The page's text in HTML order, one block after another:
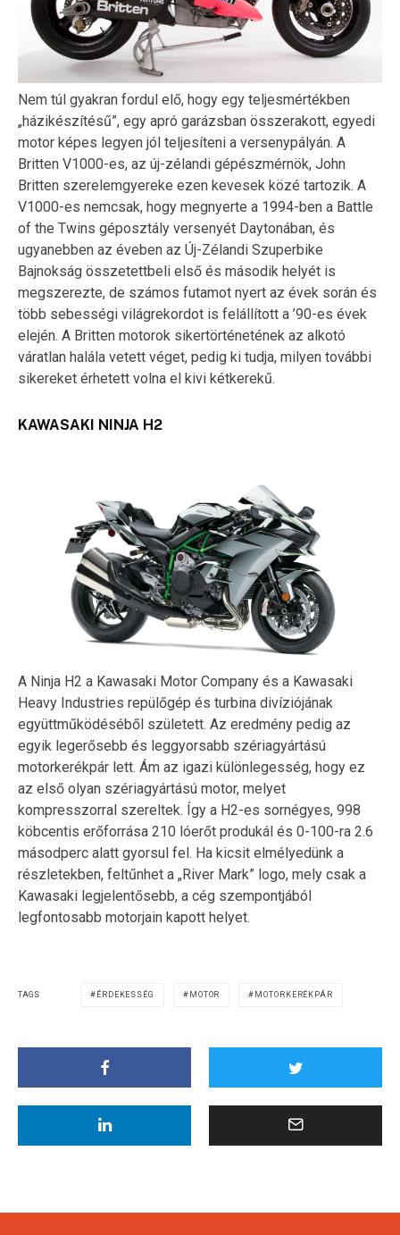
Nem túl gyakran fordul elő, hogy egy teljesmértékben
„házikészítésű”, egy apró garázsban összerakott, egyedi
motor képes legyen jól teljesíteni a versenypályán. A
Britten V1000-es, az új-zélandi gépészmérnök, John
Britten szerelemgyereke ezen kevesek közé tartozik. A
V1000-es nemcsak, hogy megnyerte a 1994-ben a Battle
of the Twins géposztály versenyét Daytonában, és
ugyanebben az éveben az Új-Zélandi Szuperbike
Bajnokság összetettbeli első és második helyét is
megszerezte, de számos futamot nyert az évek során és
több sebességi világrekordot is felállított a ’90-es évek
elején. A Britten motorok sikertörténetének az alkotó
váratlan halála vetett véget, pedig ki tudja, milyen további
sikereket érhetett volna el kivi kétkerekű.
KAWASAKI NINJA H2
A Ninja H2 a Kawasaki Motor Company és a Kawasaki
Heavy Industries repülőgép és turbina divíziójának
együttműködéséből született. Az eredmény pedig az
egyik legerősebb és leggyorsabb szériagyártású
motorkerékpár lett. Ám az igazi különlegesség, hogy ez
az első olyan szériagyártású motor, melyet
kompresszorral szereltek. Így a H2-es sornégyes, 998
köbcentis erőforrása 210 lóerőt produkál és 0-100-ra 2.6
másodperc alatt gyorsul fel. Ha kicsit elmélyedünk a
részletekben, feltűnhet a „River Mark” logo, mely csak a
Kawasaki legjelentősebb, a cég szempontjából
legfontosabb motorjain kapott helyet.
TAGS ÉRDEKESSÉG MOTOR MOTORKERÉKPÁR